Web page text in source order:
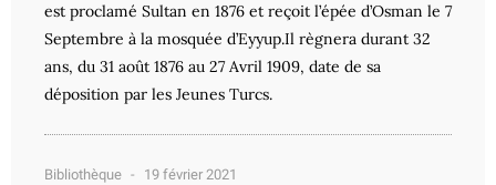
est proclamé Sultan en 1876 et reçoit l’épée d’Osman le 7
Septembre à la mosquée d’Eyyup.Il règnera durant 32
ans, du 31 août 1876 au 27 Avril 1909, date de sa
déposition par les Jeunes Turcs.
Bibliothèque 19 février 2021